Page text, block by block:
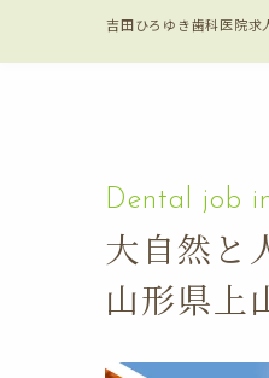
吉田ひろゆき歯科医院求
大自然と
山形県上